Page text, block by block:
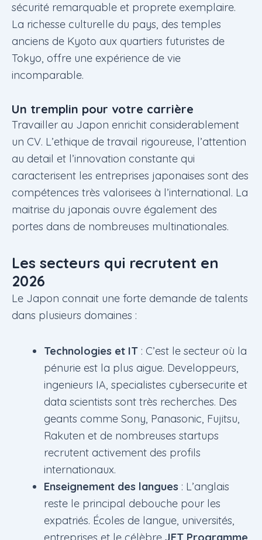
sécurité remarquable et proprete exemplaire.
La richesse culturelle du pays, des temples
anciens de Kyoto aux quartiers futuristes de
Tokyo, offre une expérience de vie
incomparable.
Un tremplin pour votre carrière
Travailler au Japon enrichit considerablement
un CV. L’ethique de travail rigoureuse, l’attention
au detail et l’innovation constante qui
caracterisent les entreprises japonaises sont des
compétences très valorisees à l’international. La
maitrise du japonais ouvre également des
portes dans de nombreuses multinationales.
Les secteurs qui recrutent en
2026
Le Japon connait une forte demande de talents
dans plusieurs domaines :
Technologies et IT: C’est le secteur où la
pénurie est la plus aigue. Developpeurs,
ingenieurs IA, specialistes cybersecurite et
data scientists sont très recherches. Des
geants comme Sony, Panasonic, Fujitsu,
Rakuten et de nombreuses startups
recrutent activement des profils
internationaux.
Enseignement des langues: L’anglais
reste le principal debouche pour les
expatriés. Écoles de langue, universités,